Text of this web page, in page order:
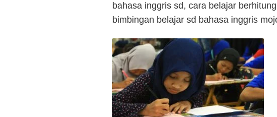
bahasa inggris sd, cara belajar
bimbingan belajar sd bahasa inggris